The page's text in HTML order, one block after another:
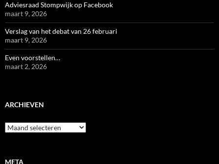
Adviesraad Stompwijk op Facebook
maart 9, 2026
Verslag van het debat van 26 februari
maart 9, 2026
Even voorstellen…
maart 2, 2026
ARCHIEVEN
Archieven
META